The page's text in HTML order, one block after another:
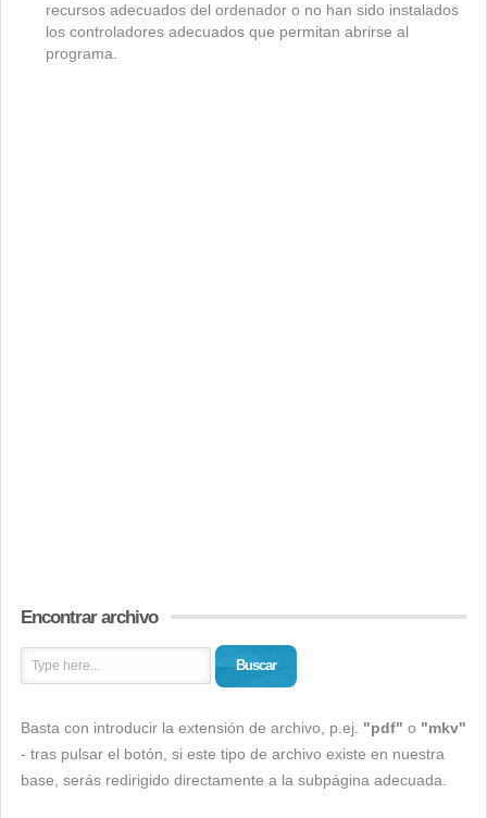
recursos adecuados del ordenador o no han sido instalados
los controladores adecuados que permitan abrirse al
programa.
Encontrar archivo
Buscar
Basta con introducir la extensión de archivo, p.ej. "pdf" o "mkv"
- tras pulsar el botón, si este tipo de archivo existe en nuestra
base, serás redirigido directamente a la subpágina adecuada.